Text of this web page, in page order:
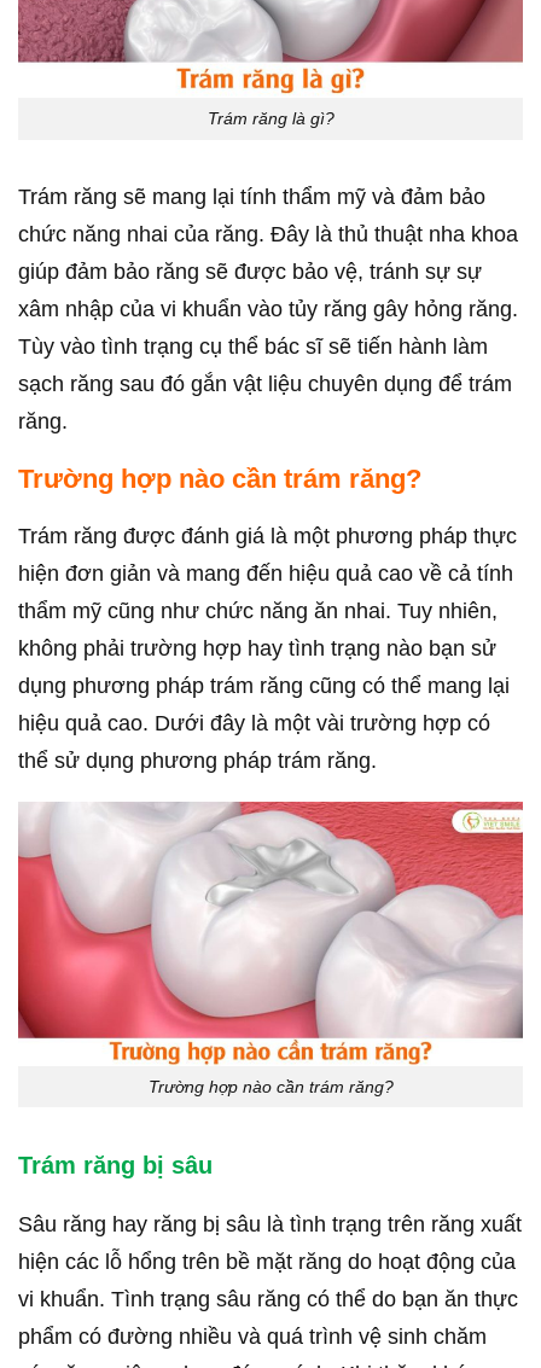
Trám răng là gì?
Trám răng sẽ mang lại tính thẩm mỹ và đảm bảo
chức năng nhai của răng. Đây là thủ thuật nha khoa
giúp đảm bảo răng sẽ được bảo vệ, tránh sự sự
xâm nhập của vi khuẩn vào tủy răng gây hỏng răng.
Tùy vào tình trạng cụ thể bác sĩ sẽ tiến hành làm
sạch răng sau đó gắn vật liệu chuyên dụng để trám
răng.
Trường hợp nào cần trám răng?
Trám răng được đánh giá là một phương pháp thực
hiện đơn giản và mang đến hiệu quả cao về cả tính
thẩm mỹ cũng như chức năng ăn nhai. Tuy nhiên,
không phải trường hợp hay tình trạng nào bạn sử
dụng phương pháp trám răng cũng có thể mang lại
hiệu quả cao. Dưới đây là một vài trường hợp có
thể sử dụng phương pháp trám răng.
Trường hợp nào cần trám răng?
Trám răng bị sâu
Sâu răng hay răng bị sâu là tình trạng trên răng xuất
hiện các lỗ hổng trên bề mặt răng do hoạt động của
vi khuẩn. Tình trạng sâu răng có thể do bạn ăn thực
phẩm có đường nhiều và quá trình vệ sinh chăm